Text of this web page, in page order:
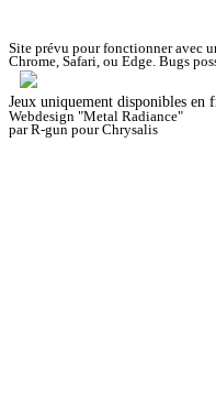
Site prévu pour fonctionner avec
Chrome, Safari, ou Edge. Bugs
Jeux uniquement disponibles en
Webdesign "Metal Radiance"
par R-gun pour Chrysalis